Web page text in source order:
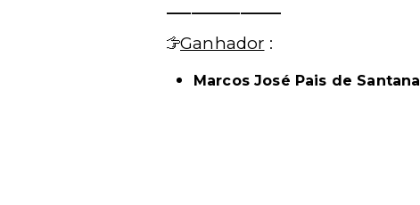
Ganhador :
Marcos José Pais de Santana